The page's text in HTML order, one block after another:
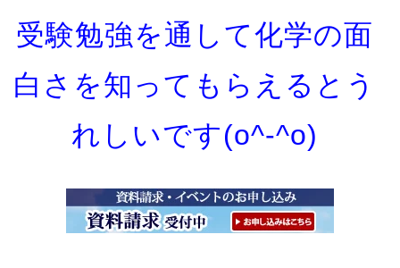
受験勉強を通して化学の面
白さを知ってもらえるとう
れしいです(o^‐^o)